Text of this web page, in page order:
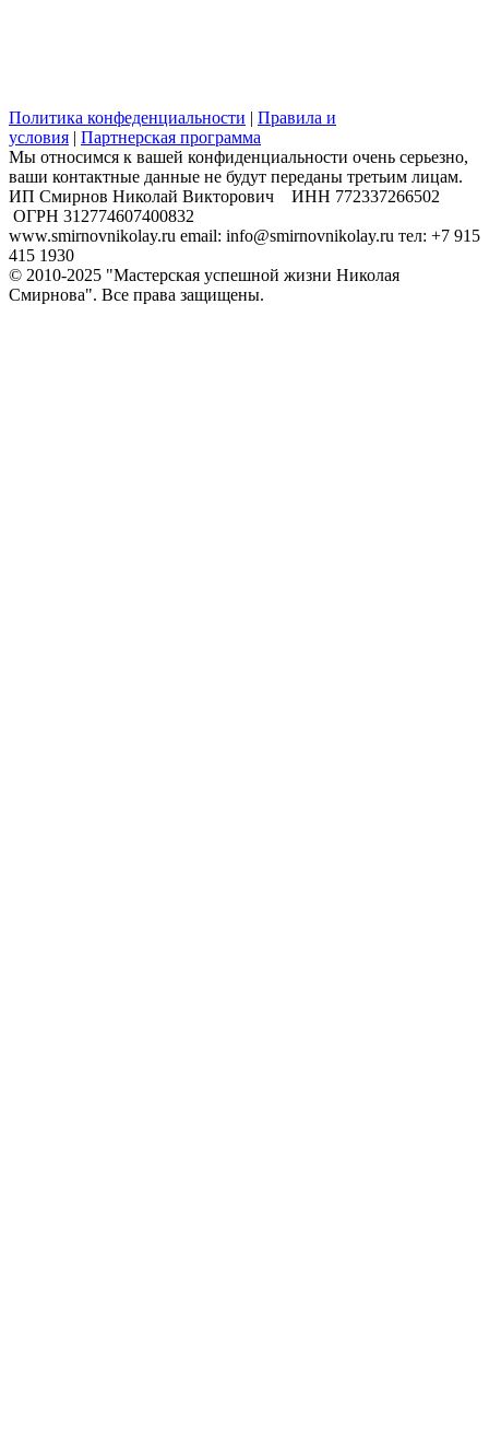
Политика конфеденциальности | Правила и
условия | Партнерская программа
Мы относимся к вашей конфиденциальности очень серьезно,
ваши контактные данные не будут переданы третьим лицам.
​ИП Смирнов Николай Викторович ИНН 772337266502
ОГРН 312774607400832
www.smirnovnikolay.ru email: info@smirnovnikolay.ru тел: +7 915
415 1930
© 2010-2025 "Мастерская успешной жизни Николая
Смирнова". Все права защищены.